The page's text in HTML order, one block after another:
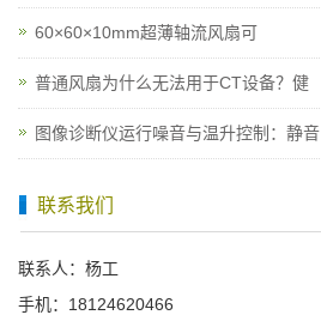
60×60×10mm超薄轴流风扇可
普通风扇为什么无法用于CT设备？健
图像诊断仪运行噪音与温升控制：静音
联系我们
联系人：杨工
手机：18124620466